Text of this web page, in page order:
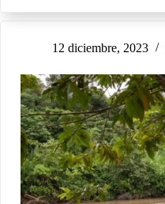
12 diciembre, 2023